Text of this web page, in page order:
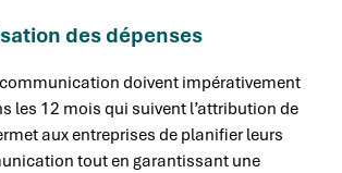
des dépenses
doivent impérativement
les 12 mois qui suivent l’attribution de
aux entreprises de planifier leurs
tout en garantissant une